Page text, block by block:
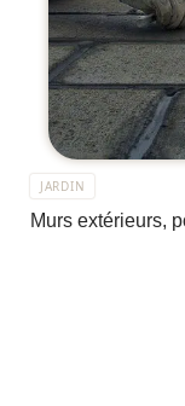
JARDIN
Murs extérieurs,